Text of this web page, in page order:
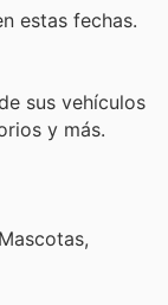
estas fechas.
sus vehículos
y más.